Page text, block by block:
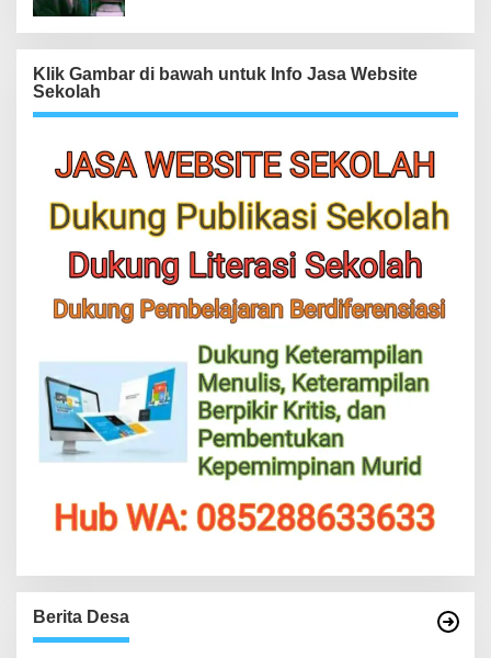
Klik Gambar di bawah untuk Info Jasa Website
Sekolah
Berita Desa